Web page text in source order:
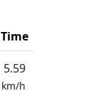
Time
5.59
km/h